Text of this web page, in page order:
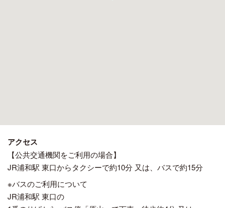
アクセス
【公共交通機関をご利用の場合】
JR浦和駅 東口からタクシーで約10分 又は、バスで約15分
※バスのご利用について
JR浦和駅 東口の